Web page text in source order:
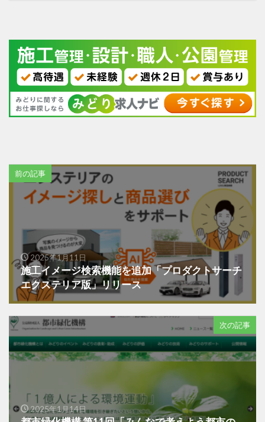
前の記事
2025年1月11日
施工イメージ検索機能を追加「プロダクトサーチ
エクステリア版」リリース
次の記事
2025年1月14日